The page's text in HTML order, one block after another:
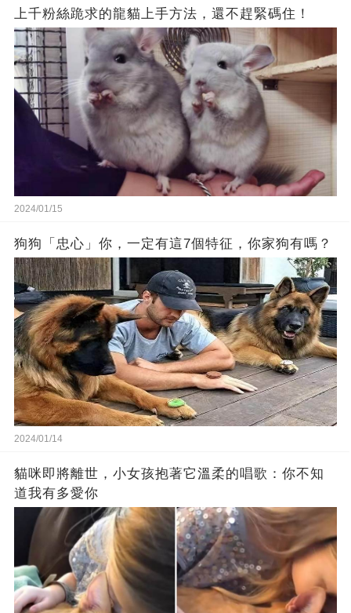
上千粉絲跪求的龍貓上手方法，還不趕緊碼住！
2024/01/15
狗狗「忠心」你，一定有這7個特征，你家狗有嗎？
2024/01/14
貓咪即將離世，小女孩抱著它溫柔的唱歌：你不知
道我有多愛你